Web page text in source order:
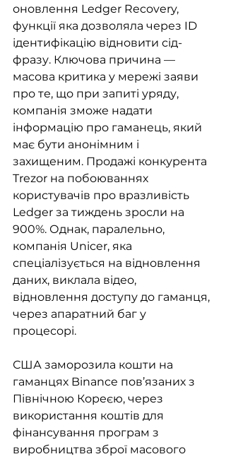
оновлення Ledger Recovery,
функції яка дозволяла через ID
ідентифікацію відновити сід-
фразу. Ключова причина —
масова критика у мережі заяви
про те, що при запиті уряду,
компанія зможе надати
інформацію про гаманець, який
має бути анонімним і
захищеним. Продажі конкурента
Trezor на побоюваннях
користувачів про вразливість
Ledger за тиждень зросли на
900%. Однак, паралельно,
компанія Unicer, яка
спеціалізується на відновлення
даних, виклала відео,
відновлення доступу до гаманця,
через апаратний баг у
процесорі.
США заморозила кошти на
гаманцях Binance пов’язаних з
Північною Кореєю, через
використання коштів для
фінансування програм з
виробництва зброї масового